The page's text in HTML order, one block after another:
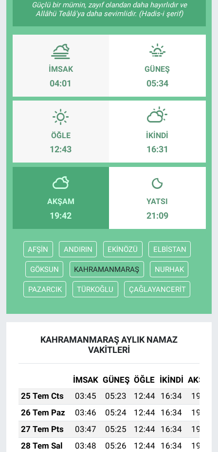
Güçlü bir mümin, zayıf olandan daha hayırlıdır ve
Allâhü Teâlâ'ya daha sevimlidir. (Hadis-i şerif)
İMSAK
04:01
GÜNEŞ
05:34
ÖĞLE
12:43
İKINDI
16:31
AKŞAM
19:42
YATSI
21:09
AFŞİN ANDIRIN EKİNÖZÜ ELBİSTAN
GÖKSUN KAHRAMANMARAŞ NURHAK
PAZARCIK TÜRKOĞLU ÇAĞLAYANCERİT
KAHRAMANMARAŞ AYLIK NAMAZ
VAKITLERI
İMSAK GÜNEŞ ÖĞLE İKINDI AKŞAM
25 Tem Cts
03:45 05:23 12:44 16:34
19:54
26 Tem Paz
03:46 05:24 12:44 16:34
19:54
27 Tem Pts
03:47 05:25 12:44 16:34
19:53
28 Tem Sal
03:48 05:26 12:44 16:34
19:52
Sağlık
Teknoloji
KÜLTÜR SANAT